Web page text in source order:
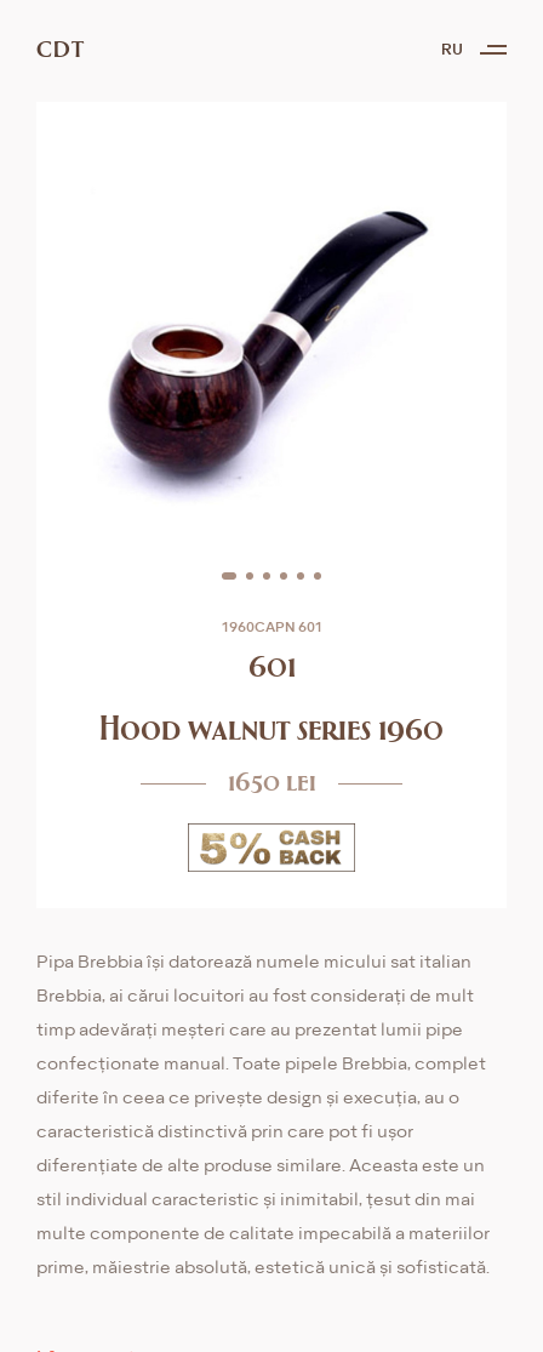
CDT RU
1960CAPN 601
601
Hood walnut series 1960
1650 lei
Pipa Brebbia își datorează numele micului sat italian
Brebbia, ai cărui locuitori au fost considerați de mult
timp adevărați meșteri care au prezentat lumii pipe
confecționate manual. Toate pipele Brebbia, complet
diferite în ceea ce privește design și execuția, au o
caracteristică distinctivă prin care pot fi ușor
diferențiate de alte produse similare. Aceasta este un
stil individual caracteristic și inimitabil, țesut din mai
multe componente de calitate impecabilă a materiilor
prime, măiestrie absolută, estetică unică și sofisticată.